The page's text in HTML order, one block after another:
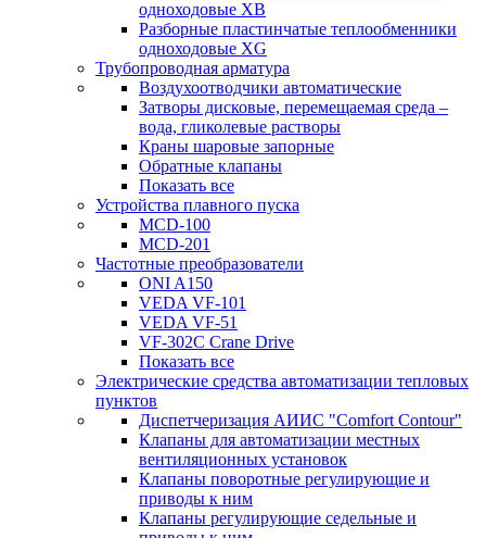
одноходовые ХВ
Разборные пластинчатые теплообменники
одноходовые ХG
Трубопроводная арматура
Воздухоотводчики автоматические
Затворы дисковые, перемещаемая среда –
вода, гликолевые растворы
Краны шаровые запорные
Обратные клапаны
Показать все
Устройства плавного пуска
MCD-100
MCD-201
Частотные преобразователи
ONI A150
VEDA VF-101
VEDA VF-51
VF-302C Crane Drive
Показать все
Электрические средства автоматизации тепловых
пунктов
Диспетчеризация АИИС "Comfort Contour"
Клапаны для автоматизации местных
вентиляционных установок
Клапаны поворотные регулирующие и
приводы к ним
Клапаны регулирующие седельные и